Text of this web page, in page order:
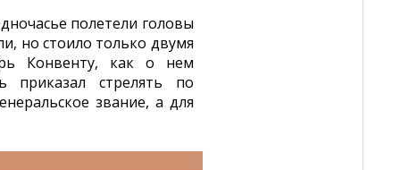
полетели головы
но стоило только двумя
Конвенту, как о нем
приказал стрелять по
звание, а для